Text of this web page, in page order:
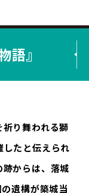
語』
り舞われる獅
したと伝えられ
からは、落城
遺構が築城当